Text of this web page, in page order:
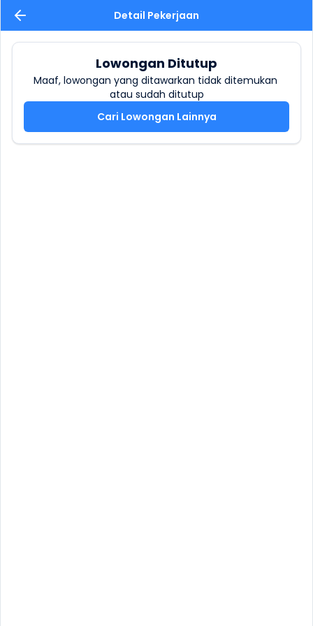
Detail Pekerjaan
Lowongan Ditutup
Maaf, lowongan yang ditawarkan tidak ditemukan
atau sudah ditutup
Cari Lowongan Lainnya